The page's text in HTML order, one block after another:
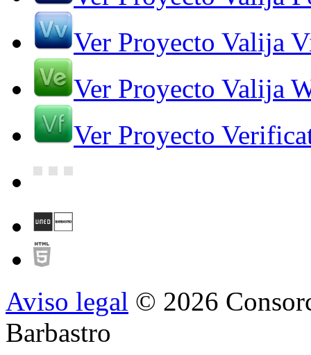
Ver Proyecto Valija
Ver Proyecto Valija
Ver Proyecto
Aviso legal © 2026
Barbastro